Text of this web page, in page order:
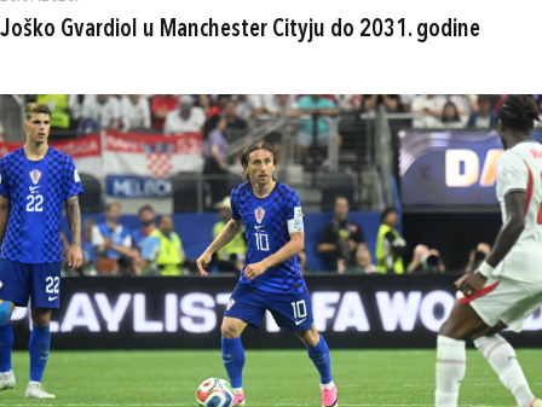
Joško Gvardiol u Manchester Cityju do 2031. godine